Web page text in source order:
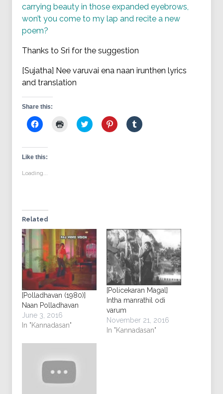
carrying beauty in those expanded eyebrows,
won’t you come to my lap and recite a new
poem?
Thanks to Sri for the suggestion
[Sujatha] Nee varuvai ena naan irunthen lyrics
and translation
Share this:
Click
to
Facebook
(Opens
in
window)
Click Click
to
Click
to
Click
to
Like this:
Loading...
Related
[Polladhavan (1980)]
Naan Polladhavan
June 3, 2016
In "Kannadasan"
[Policekaran Magal]
Intha manrathil odi
varum
November 21, 2016
In "Kannadasan"